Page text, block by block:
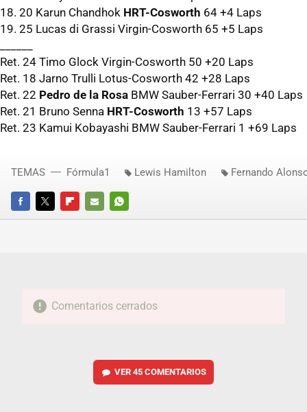
18. 20 Karun Chandhok HRT-Cosworth 64 +4 Laps
19. 25 Lucas di Grassi Virgin-Cosworth 65 +5 Laps
Ret. 24 Timo Glock Virgin-Cosworth 50 +20 Laps
Ret. 18 Jarno Trulli Lotus-Cosworth 42 +28 Laps
Ret. 22 Pedro de la Rosa BMW Sauber-Ferrari 30 +40 Laps
Ret. 21 Bruno Senna HRT-Cosworth 13 +57 Laps
Ret. 23 Kamui Kobayashi BMW Sauber-Ferrari 1 +69 Laps
FACEBOOKTWITTERFLIPBOARD
E-
WHATSAPP
TEMAS Fórmula1 Lewis Hamilton Fernando
Comentarios cerrados
VER 45 COMENTARIOS